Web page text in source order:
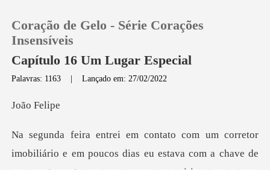
Histórico
Coração de Gelo - Série Corações
Insensíveis
Capítulo 16 Um Lugar Especial
Palavras: 1163 |Lançado em: 27/02/2022
o F
e em poucos dias eu estava com a chave de